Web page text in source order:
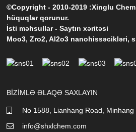
©Copyright - 2010-2019 :Xinglu
hüquqlar qorunur.
İsti məhsullar-Saytın xəritəsi
Moo3,Zro2,Al2o3 nanohissəcikləri,
BIZIMLƏ ƏLAQƏ SAXLAYIN
No 1588, Lianhang Road, Minhang
info@shxlchem.com